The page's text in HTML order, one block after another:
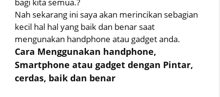
bagi kita semua.?
Nah sekarang ini saya akan merincikan sebagian
kecil hal hal yang baik dan benar saat
mengunakan handphone atau gadget anda.
Cara Menggunakan handphone,
Smartphone atau gadget dengan Pintar,
cerdas, baik dan benar